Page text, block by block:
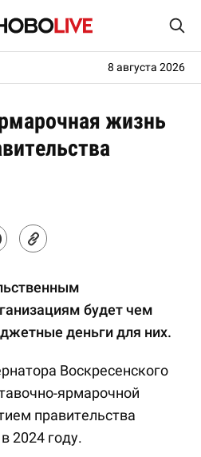
8 августа 2026
жизнь
будет чем
деньги для них.
Воскресенского
ярмарочной
правительства
2024 году.